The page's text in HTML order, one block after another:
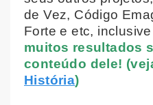
de Vez, Código
Forte e etc,
muitos resultados
conteúdo dele!
História)